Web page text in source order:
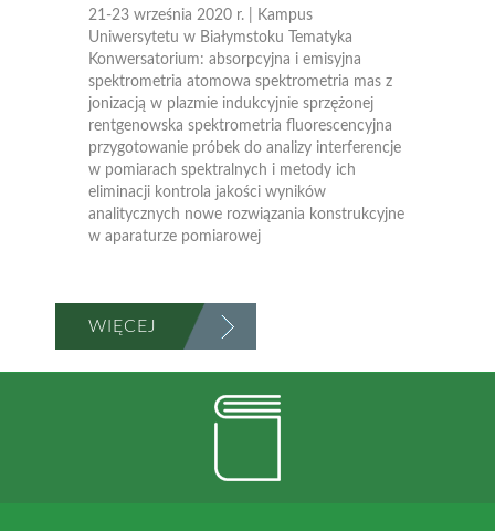
21-23 września 2020 r. | Kampus
Uniwersytetu w Białymstoku Tematyka
Konwersatorium: absorpcyjna i emisyjna
spektrometria atomowa spektrometria mas z
jonizacją w plazmie indukcyjnie sprzężonej
rentgenowska spektrometria fluorescencyjna
przygotowanie próbek do analizy interferencje
w pomiarach spektralnych i metody ich
eliminacji kontrola jakości wyników
analitycznych nowe rozwiązania konstrukcyjne
w aparaturze pomiarowej
WIĘCEJ